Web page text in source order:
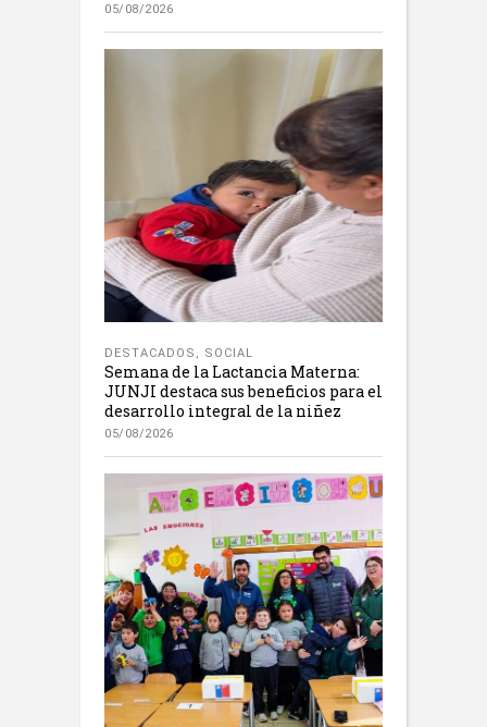
05/08/2026
DESTACADOS , SOCIAL
Semana de la Lactancia Materna:
JUNJI destaca sus beneficios para el
desarrollo integral de la niñez
05/08/2026